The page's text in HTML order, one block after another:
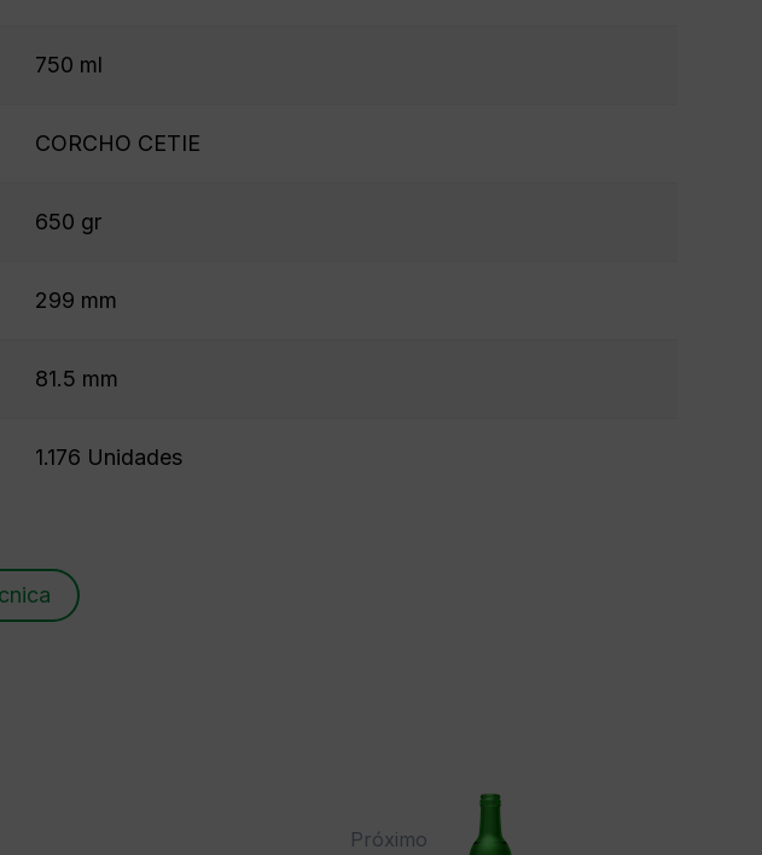
750 ml
CORCHO CETIE
650 gr
299 mm
81.5 mm
1.176 Unidades
Próximo